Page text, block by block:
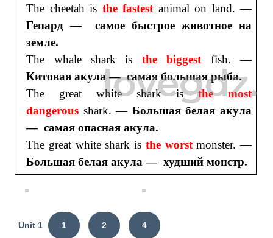
The cheetah is the fastest animal on land. —
Гепард — самое быстрое животное на
земле.
The whale shark is the biggest fish. —
Китовая акула — самая большая рыба.
The great white shark isthe most
dangerous shark. — Большая белая акула
— самая опасная акула.
The great white shark is the worstmonster. —
Большая белая акула — худший монстр.
Unit 1 1 2 4